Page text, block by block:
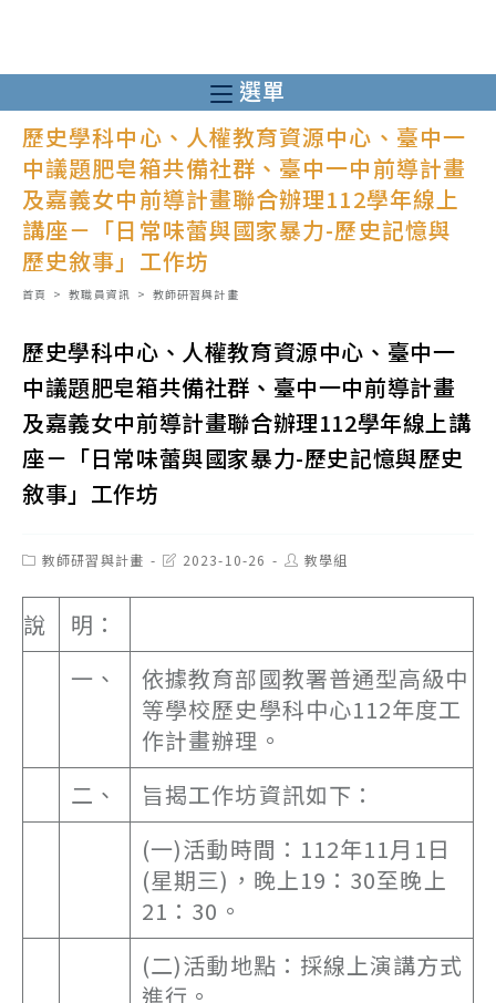
至
主
要
選單
歷史學科中心、人權教育資源中心、臺中一
中議題肥皂箱共備社群、臺中一中前導計畫
及嘉義女中前導計畫聯合辦理112學年線上
講座－「日常味蕾與國家暴力-歷史記憶與
歷史敘事」工作坊
首頁 > 教職員資訊 > 教師研習與計畫
歷史學科中心、人權教育資源中心、臺中一
中議題肥皂箱共備社群、臺中一中前導計畫
及嘉義女中前導計畫聯合辦理112學年線上講
座－「日常味蕾與國家暴力-歷史記憶與歷史
敘事」工作坊
Post教師研習與計畫
Post2023-10-26
Post教學組
說
明：
一、
依據教育部國教署普通型高級中
等學校歷史學科中心112年度工
作計畫辦理。
二、
旨揭工作坊資訊如下：
(一)活動時間：112年11月1日
(星期三)，晚上19：30至晚上
21：30。
(二)活動地點：採線上演講方式
進行。